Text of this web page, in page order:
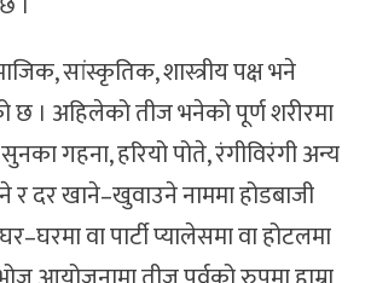
सांस्कृतिक, शास्त्रीय पक्ष भने
छ । अहिलेको तीज भनेको पूर्ण शरीरमा
गहना, हरियो पोते, रंगीविरंगी अन्य
र दर खाने–खुवाउने नाममा होडबाजी
वा पार्टी प्यालेसमा वा होटलमा